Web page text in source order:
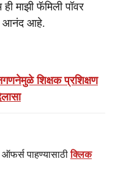
माझी फॅमिली पॉवर
आनंद आहे.
शिक्षक प्रशिक्षण
ऑफर्स पाहण्यासाठीक्लिक